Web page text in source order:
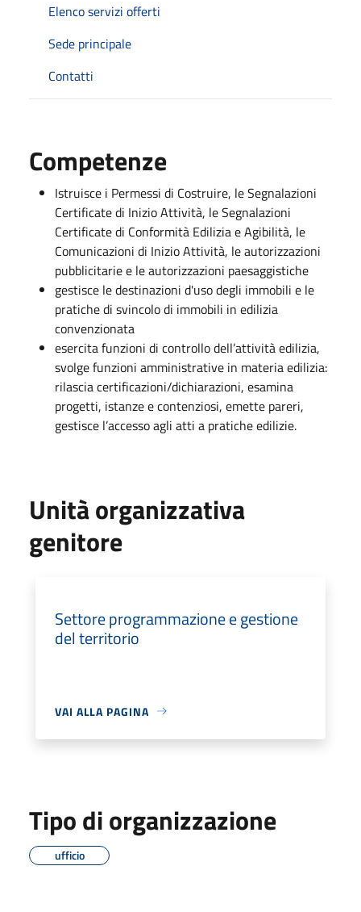
Elenco servizi offerti
Sede principale
Contatti
Competenze
Istruisce i Permessi di Costruire, le Segnalazioni
Certificate di Inizio Attività, le Segnalazioni
Certificate di Conformità Edilizia e Agibilità, le
Comunicazioni di Inizio Attività, le autorizzazioni
pubblicitarie e le autorizzazioni paesaggistiche
gestisce le destinazioni d'uso degli immobili e le
pratiche di svincolo di immobili in edilizia
convenzionata
esercita funzioni di controllo dell’attività edilizia,
svolge funzioni amministrative in materia edilizia:
rilascia certificazioni/dichiarazioni, esamina
progetti, istanze e contenziosi, emette pareri,
gestisce l’accesso agli atti a pratiche edilizie.
Unità organizzativa
genitore
Settore programmazione e gestione
del territorio
VAI ALLA PAGINA
Tipo di organizzazione
ufficio